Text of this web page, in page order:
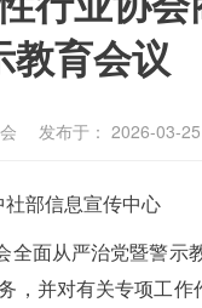
教育会议
发布于： 2026-03-
社部信息宣传中心
面从严治党暨警示
，并对有关专项工